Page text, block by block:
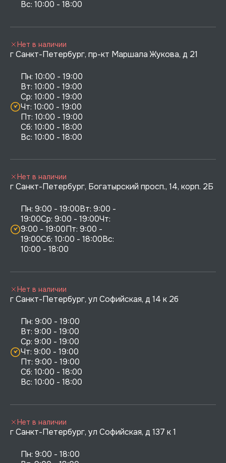
г Санкт-Петербург, пр-кт Маршала Жукова, д 21
Пн: 10:00 - 19:00
Вт: 10:00 - 19:00
Ср: 10:00 - 19:00
Чт: 10:00 - 19:00
Пт: 10:00 - 19:00
Сб: 10:00 - 18:00
Нет в наличии
г Санкт-Петербург, Богатырский просп., 14, корп. 2Б
Пн: 9:00 - 19:00Вт: 9:00 -
19:00Ср: 9:00 - 19:00Чт:
9:00 - 19:00Пт: 9:00 -
19:00Сб: 10:00 - 18:00Вс:
10:00 - 18:00
Нет в наличии
г Санкт-Петербург, ул Софийская, д 14 к 2б
Пн: 9:00 - 19:00
Вт: 9:00 - 19:00
Ср: 9:00 - 19:00
Чт: 9:00 - 19:00
Пт: 9:00 - 19:00
Сб: 10:00 - 18:00
Нет в наличии
г Санкт-Петербург, ул Софийская, д 137 к 1
Пн: 9:00 - 18:00
Нет в наличии